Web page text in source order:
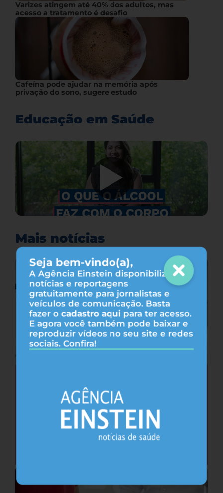
Seja bem-vindo(a),
A Agência Einstein disponibiliza
notícias e reportagens
gratuitamente para jornalistas e
veículos de comunicação. Basta
fazer o cadastro aqui para ter acesso.
E agora você também pode baixar e
reproduzir vídeos no seu site e redes
sociais. Confira!
Varizes atingem até 40% dos adultos, mas
acesso a tratamento é desafio
Cafeína pode ajudar na memória após
privação do sono, sugere estudo
Educação em Saúde
Mais notícias
Saúde do coração após os 45 anos pode
antecipar risco de demência